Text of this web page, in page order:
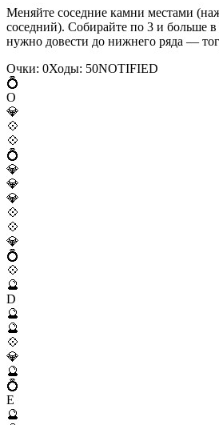
Меняйте соседние камни местами
соседний). Собирайте по 3 и больше
нужно довести до нижнего ряда —
Очки: 0Ходы: 50NOTIFIED
💍
O
💎
💠
💠
💍
💎
💎
💎
💠
💠
💎
💍
💠
🔮
D
🔮
🔮
💠
💎
🔮
💍
E
🔮